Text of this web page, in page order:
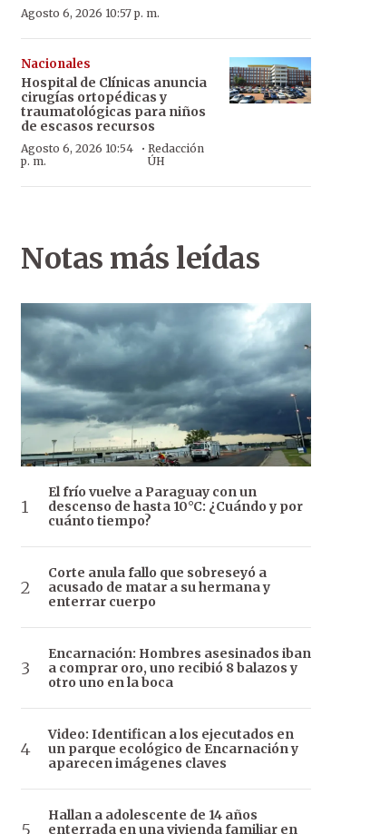
Agosto 6, 2026 10:57 p. m.
Nacionales
Hospital de Clínicas anuncia
cirugías ortopédicas y
traumatológicas para niños
de escasos recursos
Agosto 6, 2026 10:54
p. m.
· Redacción
ÚH
Notas más leídas
El frío vuelve a Paraguay con un
descenso de hasta 10°C: ¿Cuándo y por
cuánto tiempo?
Corte anula fallo que sobreseyó a
acusado de matar a su hermana y
enterrar cuerpo
Encarnación: Hombres asesinados iban
a comprar oro, uno recibió 8 balazos y
otro uno en la boca
Video: Identifican a los ejecutados en
un parque ecológico de Encarnación y
aparecen imágenes claves
Hallan a adolescente de 14 años
enterrada en una vivienda familiar en